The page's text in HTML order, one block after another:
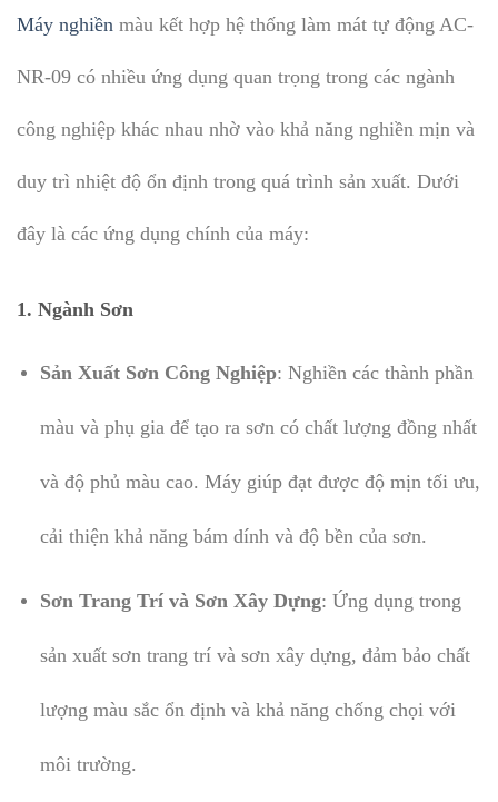
Máy nghiền màu kết hợp hệ thống làm mát tự động AC-
NR-09 có nhiều ứng dụng quan trọng trong các ngành
công nghiệp khác nhau nhờ vào khả năng nghiền mịn và
duy trì nhiệt độ ổn định trong quá trình sản xuất. Dưới
đây là các ứng dụng chính của máy:
1. Ngành Sơn
Sản Xuất Sơn Công Nghiệp: Nghiền các thành phần
màu và phụ gia để tạo ra sơn có chất lượng đồng nhất
và độ phủ màu cao. Máy giúp đạt được độ mịn tối ưu,
cải thiện khả năng bám dính và độ bền của sơn.
Sơn Trang Trí và Sơn Xây Dựng: Ứng dụng trong
sản xuất sơn trang trí và sơn xây dựng, đảm bảo chất
lượng màu sắc ổn định và khả năng chống chọi với
môi trường.